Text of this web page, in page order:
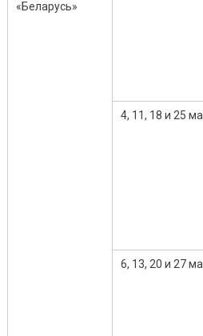
«Беларусь»
4, 11, 18 и 25
6, 13, 20 и 27